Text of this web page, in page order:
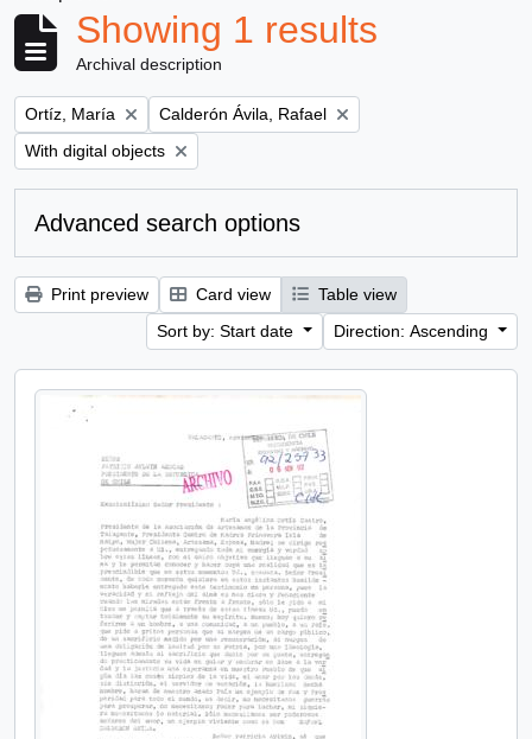
Showing 1 results
Archival description
Remove filter:
Ortíz, María Remove filter:
Calderón Ávila, Rafael
Remove filter:
With digital objects
Advanced search options
Print preview Card view
Table view
Sort by: Start date
Direction: Ascending